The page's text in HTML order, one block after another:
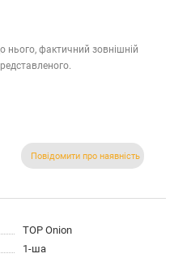
нього, фактичний зовнішній
Повідомити про наявність
TOP Onion
1-ша